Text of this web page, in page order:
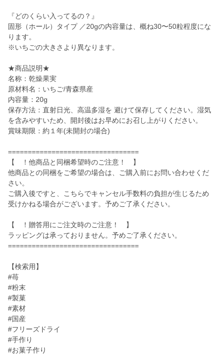
『どのくらい入ってるの？』
固形（ホール）タイプ ／20gの内容量は、概ね30〜50粒程度にな
ります。
※いちごの大きさより異なります。
★商品説明★
名称：乾燥果実
原材料名：いちご/青森県産
内容量：20g
保存方法：直射日光、高温多湿を 避けて保存してください。湿気
を含みやすいため、開封後はお早めにお召し上がりください。
賞味期限：約１年(未開封の場合)
=================================
【 ！他商品と同梱希望時のご注意！ 】
他商品との同梱をご希望の場合は、ご購入前にお問い合わせくだ
さい。
ご購入後ですと、こちらでキャンセル手数料の負担が生じるため
受けかねる場合がございます。予めご了承ください。
【 ！贈答用にご注文時のご注意！ 】
ラッピングは承っておりません。予めご了承ください。
=================================
【検索用】
#苺
#粉末
#製菓
#素材
#国産
#フリーズドライ
#手作り
#お菓子作り